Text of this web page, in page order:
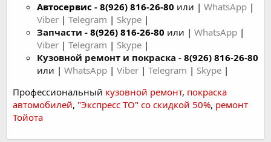
Автосервис - 8(926) 816-26-80 или | WhatsApp |
Viber | Telegram | Skype |
Запчасти - 8(926) 816-26-80 или | WhatsApp |
Viber | Telegram | Skype |
Кузовной ремонт и покраска - 8(926) 816-26-80
или | WhatsApp | Viber | Telegram | Skype |
Профессиональный кузовной ремонт, покраска
автомобилей, "Экспресс ТО" со скидкой 50%, ремонт
Тойота